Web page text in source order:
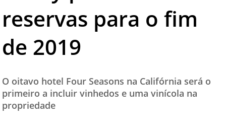
TESTADO E APROVADO
ÚLTIMAS NOTÍCIAS
CONTATO
reservas para o fim
de 2019
O oitavo hotel Four Seasons na Califórnia será o
primeiro a incluir vinhedos e uma vinícola na
propriedade